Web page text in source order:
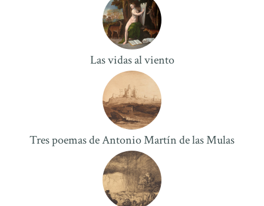
Las vidas al viento
Tres poemas de Antonio Martí­n de las Mulas